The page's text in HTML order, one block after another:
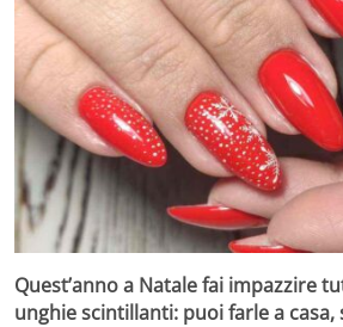
Quest’anno a Natale fai impazzire
unghie scintillanti: puoi farle a